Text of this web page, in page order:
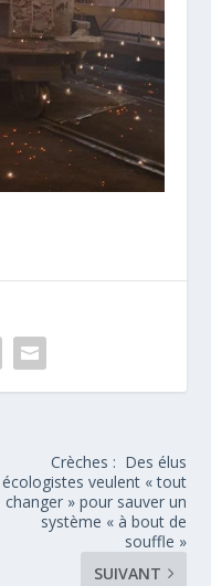
Crèches : Des élus
écologistes veulent « tout
changer » pour sauver un
système « à bout de
souffle »
SUIVANT